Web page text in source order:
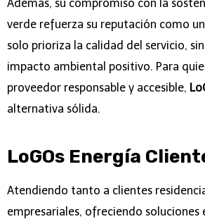
Además, su compromiso con la
verde refuerza su reputación como
solo prioriza la calidad del servicio,
impacto ambiental positivo. Para
proveedor responsable y accesible,
alternativa sólida.
LoGOs Energía
Atendiendo tanto a clientes
empresariales, ofreciendo soluciones